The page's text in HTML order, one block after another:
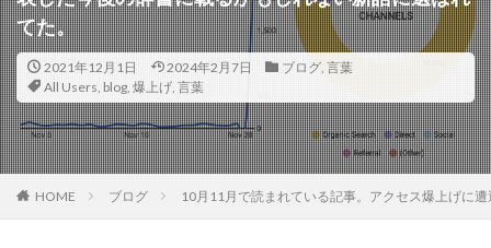
てた。
2021年12月1日 2024年2月7日 ブログ, 言葉
All Users, blog, 爆上げ, 言葉
HOME ブログ 10月11月で読まれている記事。アクセス爆上げに